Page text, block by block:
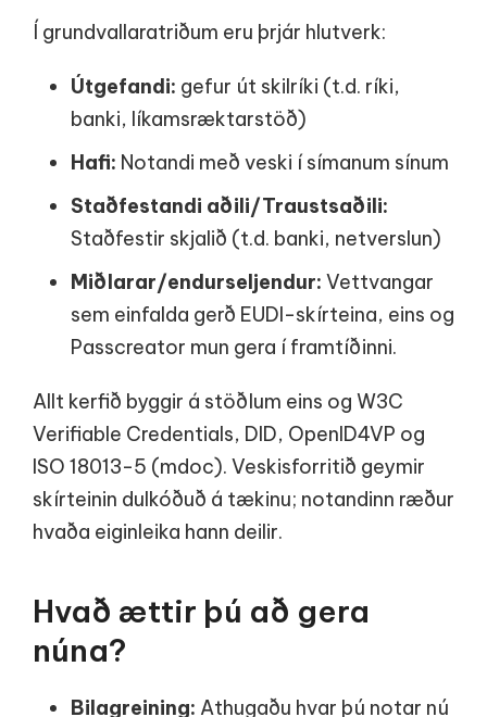
Í grundvallaratriðum eru þrjár hlutverk:
Útgefandi: gefur út skilríki (t.d. ríki,
banki, líkamsræktarstöð)
Hafi: Notandi með veski í símanum sínum
Staðfestandi aðili/Traustsaðili:
Staðfestir skjalið (t.d. banki, netverslun)
Miðlarar/endurseljendur: Vettvangar
sem einfalda gerð EUDI-skírteina, eins og
Passcreator mun gera í framtíðinni.
Allt kerfið byggir á stöðlum eins og W3C
Verifiable Credentials, DID, OpenID4VP og
ISO 18013-5 (mdoc). Veskisforritið geymir
skírteinin dulkóðuð á tækinu; notandinn ræður
hvaða eiginleika hann deilir.
Hvað ættir þú að gera
núna?
Bilagreining: Athugaðu hvar þú notar nú